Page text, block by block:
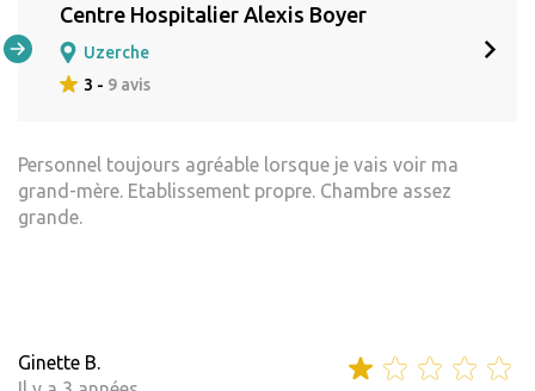
Centre Hospitalier Alexis Boyer
Uzerche
3 - 9 avis
Personnel toujours agréable lorsque je vais voir ma
grand-mère. Etablissement propre. Chambre assez
grande.
Ginette B.